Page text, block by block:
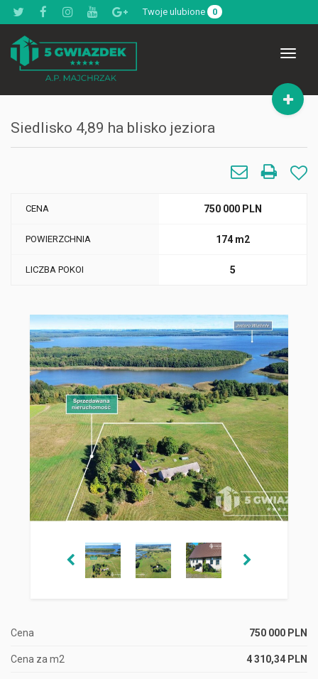
Twoje ulubione 0
Toggle
Siedlisko 4,89 ha blisko jeziora
CENA 750 000 PLN
POWIERZCHNIA 174 m2
LICZBA POKOI 5
Cena 750 000 PLN
Cena za m2 4 310,34 PLN